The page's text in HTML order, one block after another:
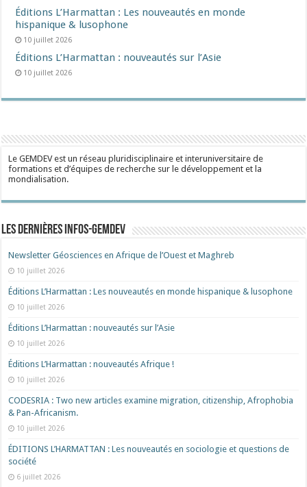
Éditions L’Harmattan : Les nouveautés en monde
hispanique & lusophone
10 juillet 2026
Éditions L’Harmattan : nouveautés sur l’Asie
10 juillet 2026
Le GEMDEV est un réseau pluridisciplinaire et interuniversitaire de
formations et d’équipes de recherche sur le développement et la
mondialisation.
Les dernières Infos-Gemdev
Newsletter Géosciences en Afrique de l’Ouest et Maghreb
10 juillet 2026
Éditions L’Harmattan : Les nouveautés en monde hispanique & lusophone
10 juillet 2026
Éditions L’Harmattan : nouveautés sur l’Asie
10 juillet 2026
Éditions L’Harmattan : nouveautés Afrique !​
10 juillet 2026
CODESRIA : Two new articles examine migration, citizenship, Afrophobia
& Pan-Africanism.
10 juillet 2026
ÉDITIONS L’HARMATTAN : Les nouveautés en sociologie et questions de
société
6 juillet 2026